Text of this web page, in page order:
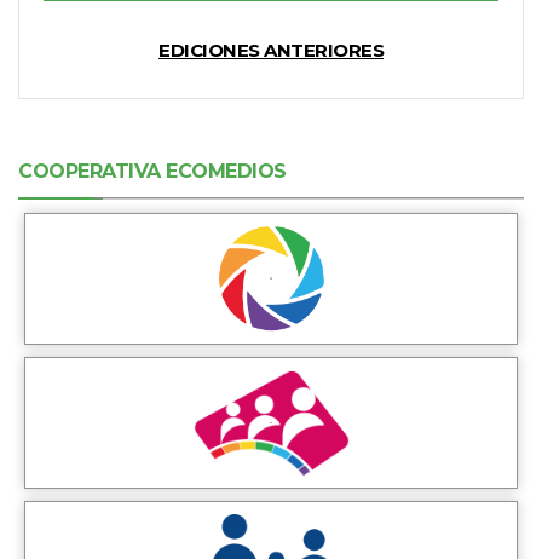
EDICIONES ANTERIORES
COOPERATIVA ECOMEDIOS